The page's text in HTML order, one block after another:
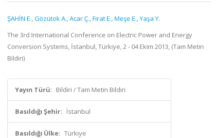
ŞAHİN E.,Gözütok A.,Acar Ç.,Fırat E.,Meşe E.,Yaşa Y.
The 3rd International Conference on Electric Power and Energy
Conversion Systems, İstanbul, Türkiye, 2 - 04 Ekim 2013, (Tam Metin
Bildiri)
Yayın Türü: Bildiri / Tam Metin Bildiri
Basıldığı Şehir: İstanbul
Basıldığı Ülke: Türkiye